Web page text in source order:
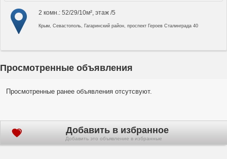
2 комн.: 52/29/10м², этаж /5
Крым, Севастополь, Гагаринский район, проспект Героев Сталинграда 40
Просмотренные объявления
Просмотренные ранее объявления отсутсвуют.
Добавить в избранное
Добавить это объявление в избранные